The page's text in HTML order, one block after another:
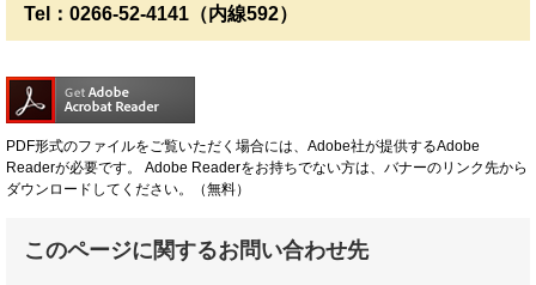
Tel：0266-52-4141（内線592）
PDF形式のファイルをご覧いただく場合には、Adobe社が提供するAdobe
Readerが必要です。
Adobe Readerをお持ちでない方は、バナーのリンク先から
ダウンロードしてください。（無料）
このページに関するお問い合わせ先